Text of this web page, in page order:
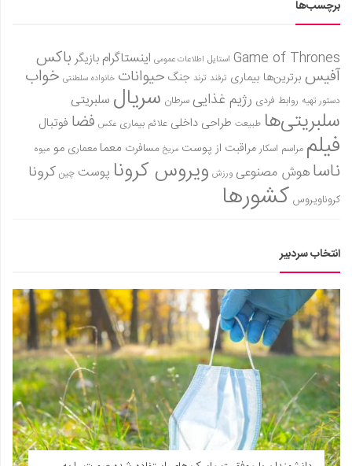
برچسب‌ها
Game of Thrones استایل اطلاعات عمومی اینستاگرام بازیگر باکس
آفیس برترین‌ها بیماری ترفند ترند جنگ حیوانات خانواده سلطنتی خواب
دستور تهیه روابط فردی رژیم غذاییسرطان سریال سلبریتی
سلبریتی‌ها طبیعت طراحی داخلی علائم بیماری عکس فضا فوتبال
فیلم مراسم اسکارمراقبت از پوست مریخ مسافرت معمامعماری مو میوه
ناساهوش مصنوعی ورزش ویروس کرونا پوست چین کرونا
کروناویروس کشورها
انتخاب سردبیر